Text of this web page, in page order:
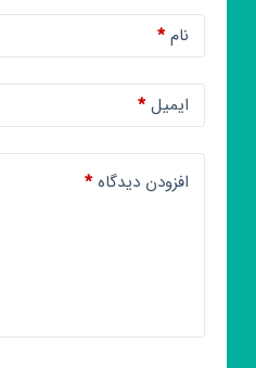
نام*
ایمیل*
افزودن دیدگاه*